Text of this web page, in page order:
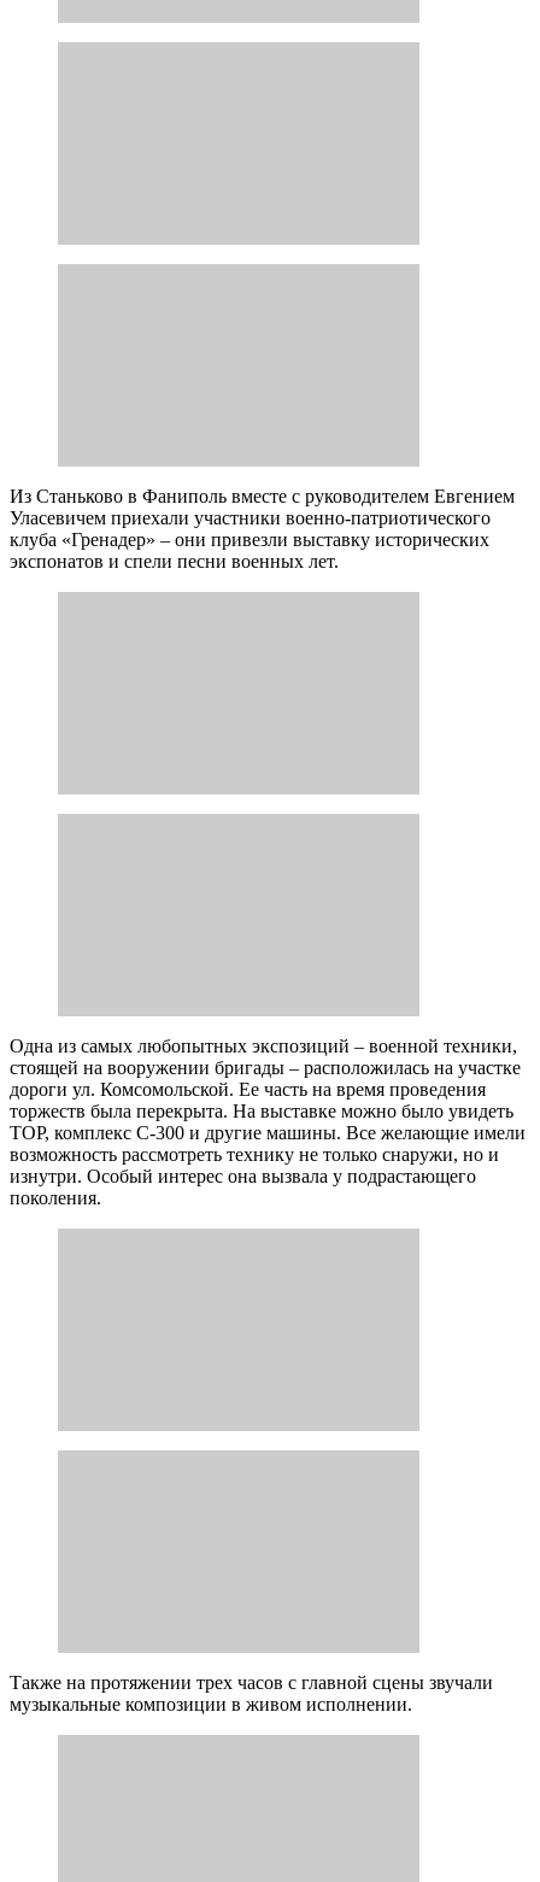
Из Станьково в Фаниполь вместе с руководителем Евгением
Уласевичем приехали участники военно-патриотического
клуба «Гренадер» – они привезли выставку исторических
экспонатов и спели песни военных лет.
Одна из самых любопытных экспозиций – военной техники,
стоящей на вооружении бригады – расположилась на участке
дороги ул. Комсомольской. Ее часть на время проведения
торжеств была перекрыта. На выставке можно было увидеть
ТОР, комплекс С-300 и другие машины. Все желающие имели
возможность рассмотреть технику не только снаружи, но и
изнутри. Особый интерес она вызвала у подрастающего
поколения.
Также на протяжении трех часов с главной сцены звучали
музыкальные композиции в живом исполнении.